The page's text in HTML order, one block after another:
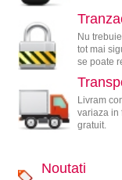
Nu
tot mai
se poate
Livram
variaza in
gratuit.
Noutati